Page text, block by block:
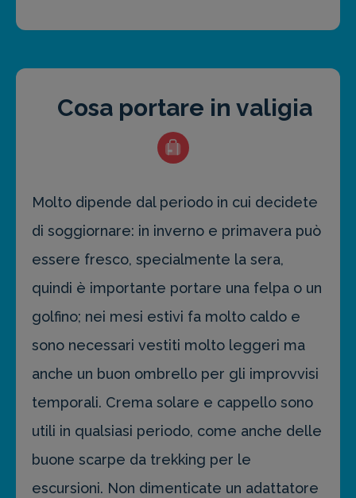
Cosa portare in valigia
Molto dipende dal periodo in cui decidete
di soggiornare: in inverno e primavera può
essere fresco, specialmente la sera,
quindi è importante portare una felpa o un
golfino; nei mesi estivi fa molto caldo e
sono necessari vestiti molto leggeri ma
anche un buon ombrello per gli improvvisi
temporali. Crema solare e cappello sono
utili in qualsiasi periodo, come anche delle
buone scarpe da trekking per le
escursioni. Non dimenticate un adattatore